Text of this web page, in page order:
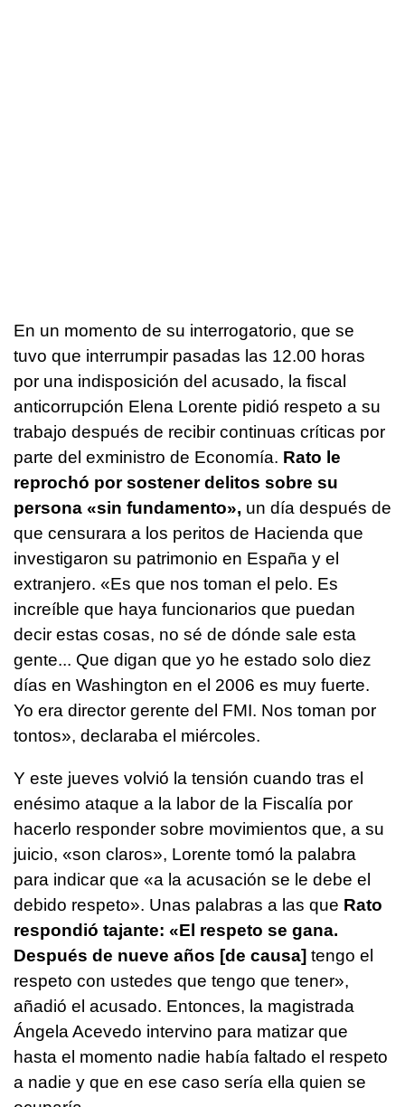
En un momento de su interrogatorio, que se
tuvo que interrumpir pasadas las 12.00 horas
por una indisposición del acusado, la fiscal
anticorrupción Elena Lorente pidió respeto a su
trabajo después de recibir continuas críticas por
parte del exministro de Economía. Rato le
reprochó por sostener delitos sobre su
persona «sin fundamento», un día después de
que censurara a los peritos de Hacienda que
investigaron su patrimonio en España y el
extranjero. «Es que nos toman el pelo. Es
increíble que haya funcionarios que puedan
decir estas cosas, no sé de dónde sale esta
gente... Que digan que yo he estado solo diez
días en Washington en el 2006 es muy fuerte.
Yo era director gerente del FMI. Nos toman por
tontos», declaraba el miércoles.
Y este jueves volvió la tensión cuando tras el
enésimo ataque a la labor de la Fiscalía por
hacerlo responder sobre movimientos que, a su
juicio, «son claros», Lorente tomó la palabra
para indicar que «a la acusación se le debe el
debido respeto». Unas palabras a las que Rato
respondió tajante: «El respeto se gana.
Después de nueve años [de causa] tengo el
respeto con ustedes que tengo que tener»,
añadió el acusado. Entonces, la magistrada
Ángela Acevedo intervino para matizar que
hasta el momento nadie había faltado el respeto
a nadie y que en ese caso sería ella quien se